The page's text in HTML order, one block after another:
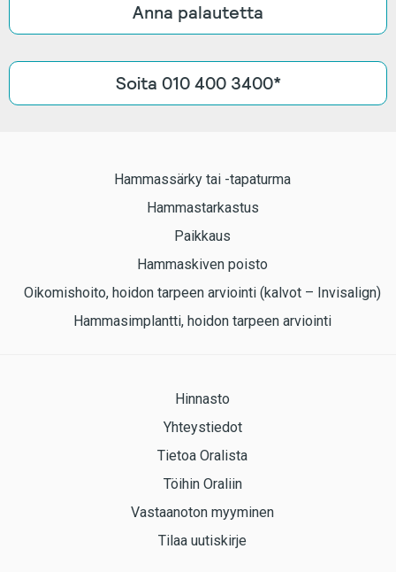
Anna palautetta
Soita 010 400 3400*
Hammassärky tai -tapaturma
Hammastarkastus
Paikkaus
Hammaskiven poisto
Oikomishoito, hoidon tarpeen arviointi (kalvot – Invisalign)
Hammasimplantti, hoidon tarpeen arviointi
Hinnasto
Yhteystiedot
Tietoa Oralista
Töihin Oraliin
Vastaanoton myyminen
Tilaa uutiskirje